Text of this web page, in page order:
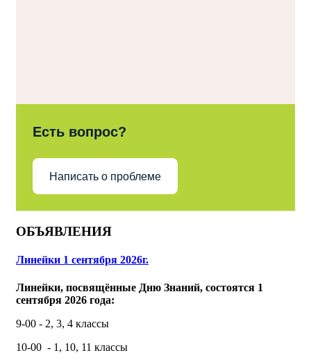
Есть вопрос?
Написать о проблеме
ОБЪЯВЛЕНИЯ
Линейки 1 сентября 2026г.
Линейки, посвящённые Дню Знаний, состоятся 1
сентября 2026 года:
9-00 - 2, 3, 4 классы
10-00 - 1, 10, 11 классы